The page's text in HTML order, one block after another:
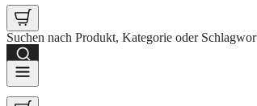
Suchen nach Produkt, Kategorie oder